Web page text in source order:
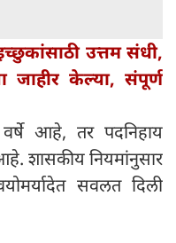
उत्तम संधी,
जाहीर केल्या, संपूर्ण
आहे, तर पदनिहाय
शासकीय नियमांनुसार
सवलत दिली